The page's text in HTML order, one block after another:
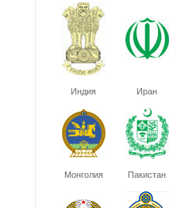
Индия Иран
Монголия Пакистан